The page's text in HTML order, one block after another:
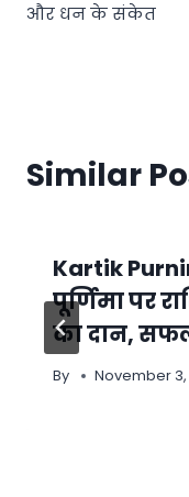
और धन के संकेत
Similar
Kartik
पूर्णिमा पर
का दान,
By November 3,